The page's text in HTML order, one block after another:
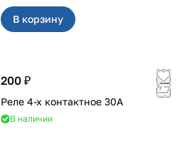
В корзину
200 ₽
Реле 4-х контактное 30А
В наличии